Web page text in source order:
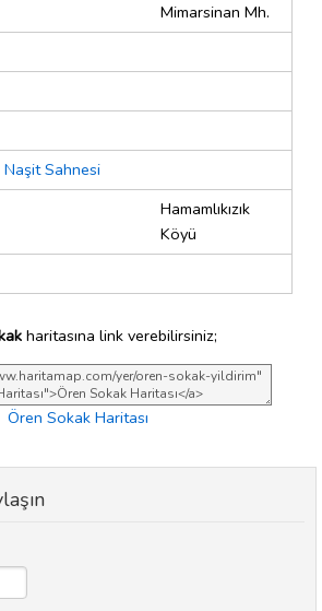
Mimarsinan Mh.
Sahnesi
Hamamlıkızık
Köyü
haritasına link verebilirsiniz;
Ören Sokak Haritası